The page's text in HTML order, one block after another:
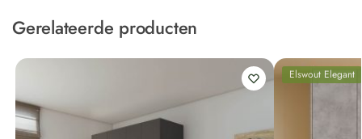
Gerelateerde producten
Elswout Elegant